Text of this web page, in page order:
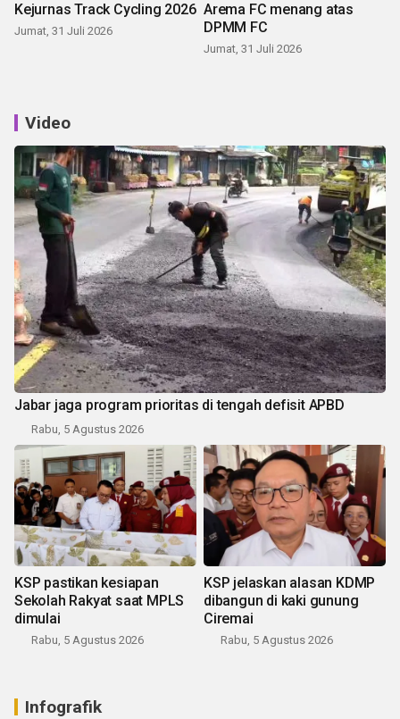
Kejurnas Track Cycling 2026
Jumat, 31 Juli 2026
Arema FC menang atas
DPMM FC
Jumat, 31 Juli 2026
Video
Jabar jaga program prioritas di tengah defisit APBD
Rabu, 5 Agustus 2026
KSP pastikan kesiapan
Sekolah Rakyat saat MPLS
dimulai
Rabu, 5 Agustus 2026
KSP jelaskan alasan KDMP
dibangun di kaki gunung
Ciremai
Rabu, 5 Agustus 2026
Infografik